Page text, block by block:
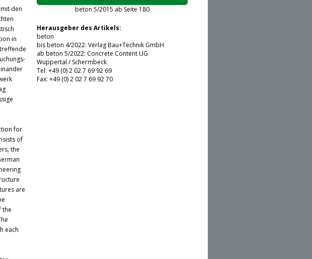
den
in
for
of
the
are
the
each
Ein Login ist zur Zeit leider nicht möglich.
Angemeldet bleiben
beton 5/2015 ab Seite 180
Herausgeber des Artikels:
beton
bis beton 4/2022: Verlag Bau+Technik GmbH
ab beton 5/2022: Concrete Content UG
Wuppertal / Schermbeck
Tel: +49 (0) 2 02 7 69 92 69
Fax: +49 (0) 2 02 7 69 92 70